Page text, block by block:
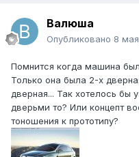
Валюша
Опубликовано 8
Помнится когда машина
Только она была 2-х
дверная... Так хотелось бы
дверьми то? Или концепт
тоношения к прототипу?